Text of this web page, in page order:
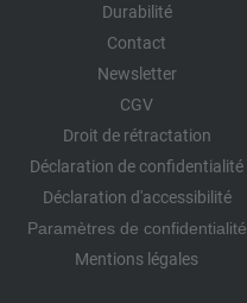
Durabilité
Contact
Newsletter
CGV
Droit de rétractation
Déclaration de confidentialité
Déclaration d'accessibilité
Paramètres de confidentialité
Mentions légales